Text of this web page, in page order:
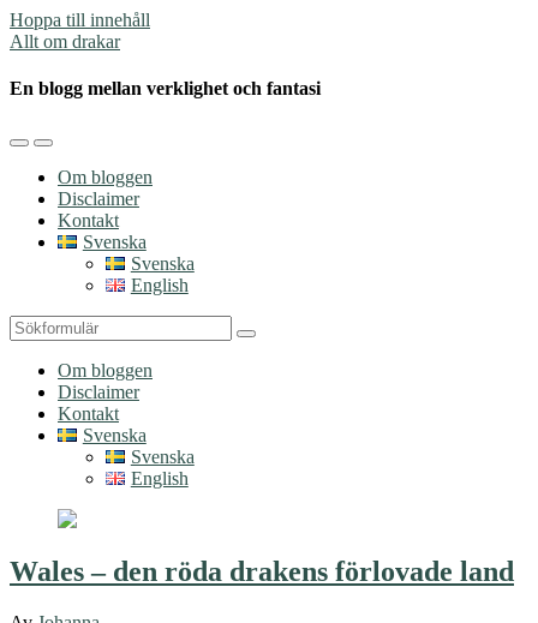
Hoppa till innehåll
Allt om drakar
En blogg mellan verklighet och fantasi
Slå
mobilmenyn
Slå
på/av
sökfältet
Om bloggen
Disclaimer
Kontakt
Svenska
Svenska
English
Sök
Om bloggen
Disclaimer
Kontakt
Svenska
Svenska
English
Wales – den röda drakens förlovade land